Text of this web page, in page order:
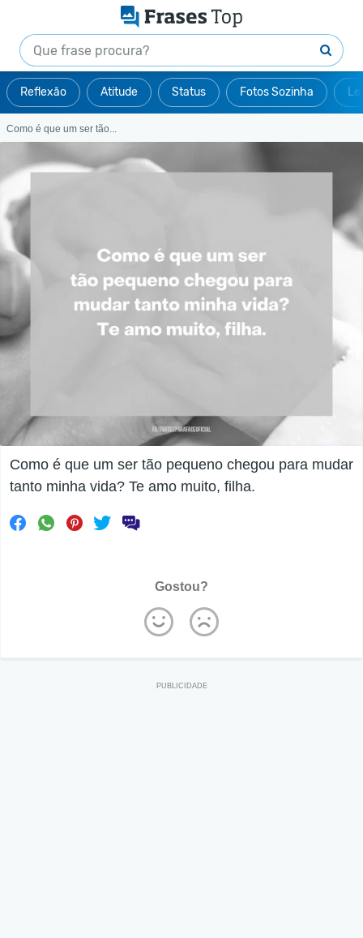
Reflexão Atitude Status Fotos Sozinha
Como é que um ser tão...
Como é que um ser tão pequeno chegou para mudar
tanto minha vida? Te amo muito, filha.
Gostou?